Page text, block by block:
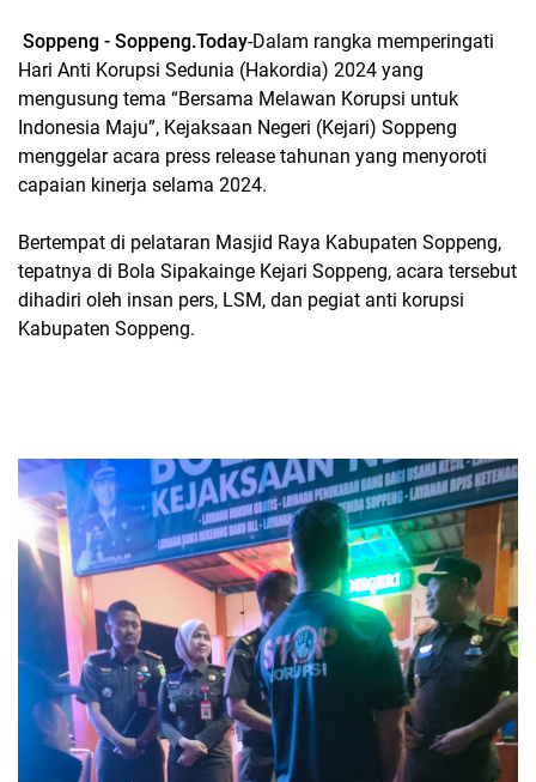
Soppeng - Soppeng.Today-Dalam rangka memperingati
Hari Anti Korupsi Sedunia (Hakordia) 2024 yang
mengusung tema “Bersama Melawan Korupsi untuk
Indonesia Maju”, Kejaksaan Negeri (Kejari) Soppeng
menggelar acara press release tahunan yang menyoroti
capaian kinerja selama 2024.
Bertempat di pelataran Masjid Raya Kabupaten Soppeng,
tepatnya di Bola Sipakainge Kejari Soppeng, acara tersebut
dihadiri oleh insan pers, LSM, dan pegiat anti korupsi
Kabupaten Soppeng.